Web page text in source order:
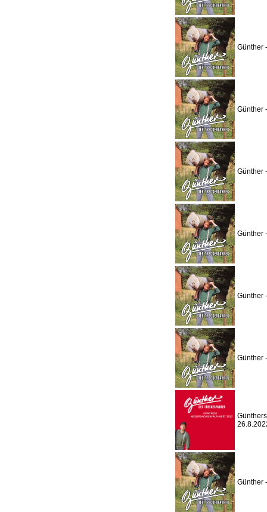
Günther
Günther
Günther
Günther
Günther
Günther
Günther